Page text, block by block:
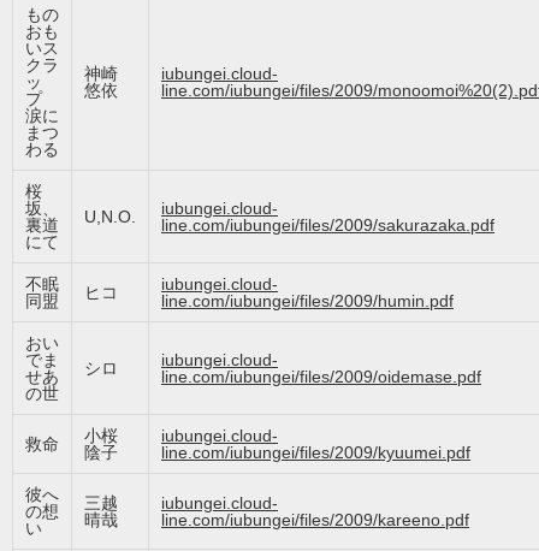
もの
おも
いス
クラ
ッ
プ
涙に
まつ
わる
神崎
悠依
iubungei.cloud-
line.com/iubungei/files/2009/
桜
坂、
裏道
にて
U,N.O.
iubungei.cloud-
line.com/iubungei/files/2009/sakurazaka.pdf
不眠
同盟
ヒコ
iubungei.cloud-
line.com/iubungei/files/2009/humin.pdf
おい
でま
せあ
の世
シロ
iubungei.cloud-
line.com/iubungei/files/2009/oidemase.pdf
救命
小桜
陰子
iubungei.cloud-
line.com/iubungei/files/2009/kyuumei.pdf
彼へ
の想
い
三越
晴哉
iubungei.cloud-
line.com/iubungei/files/2009/kareeno.pdf